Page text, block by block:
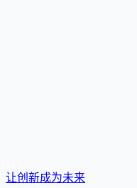
让创新成为未来